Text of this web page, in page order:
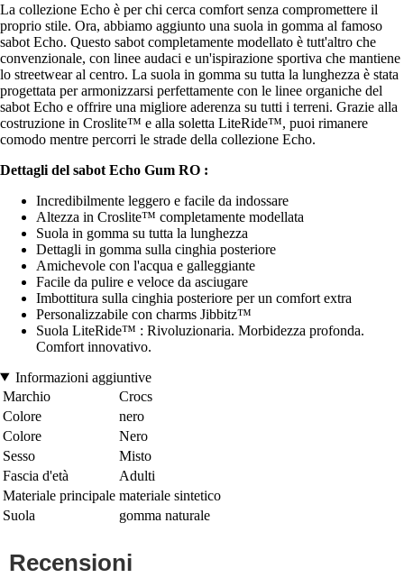
La collezione Echo è per chi cerca comfort senza compromettere il
proprio stile. Ora, abbiamo aggiunto una suola in gomma al famoso
sabot Echo. Questo sabot completamente modellato è tutt'altro che
convenzionale, con linee audaci e un'ispirazione sportiva che mantiene
lo streetwear al centro. La suola in gomma su tutta la lunghezza è stata
progettata per armonizzarsi perfettamente con le linee organiche del
sabot Echo e offrire una migliore aderenza su tutti i terreni. Grazie alla
costruzione in Croslite™ e alla soletta LiteRide™, puoi rimanere
comodo mentre percorri le strade della collezione Echo.
Dettagli del sabot Echo Gum RO :
Incredibilmente leggero e facile da indossare
Altezza in Croslite™ completamente modellata
Suola in gomma su tutta la lunghezza
Dettagli in gomma sulla cinghia posteriore
Amichevole con l'acqua e galleggiante
Facile da pulire e veloce da asciugare
Imbottitura sulla cinghia posteriore per un comfort extra
Personalizzabile con charms Jibbitz™
Suola LiteRide™ : Rivoluzionaria. Morbidezza profonda.
Comfort innovativo.
Informazioni aggiuntive
Marchio
Crocs
Colore
nero
Colore
Nero
Sesso
Misto
Fascia d'età
Adulti
Materiale principale materiale sintetico
Suola
gomma naturale